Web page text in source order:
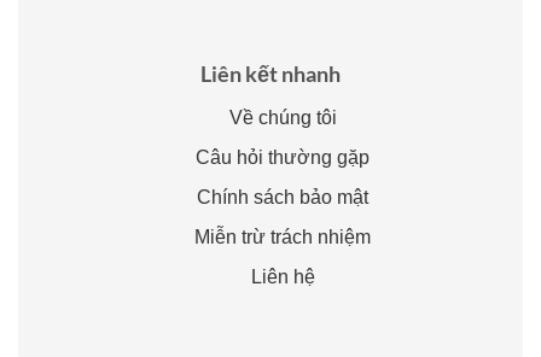
Liên kết nhanh
Về chúng tôi
Câu hỏi thường gặp
Chính sách bảo mật
Miễn trừ trách nhiệm
Liên hệ